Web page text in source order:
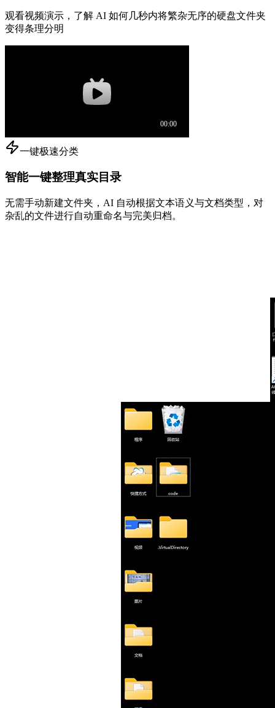
观看视频演示，了解 AI 如何几秒内将繁杂无序的硬盘文件夹
变得条理分明
一键极速分类
智能一键整理真实目录
无需手动新建文件夹，AI 自动根据文本语义与文档类型，对
杂乱的文件进行自动重命名与完美归档。